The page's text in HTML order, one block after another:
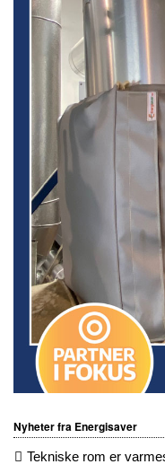
Nyheter fra Energisaver
Tekniske rom er